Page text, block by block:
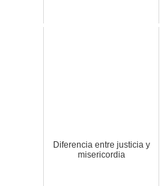
Diferencia entre justicia y
misericordia